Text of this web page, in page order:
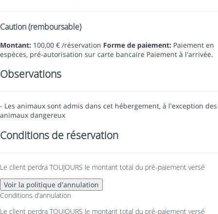
Caution (remboursable)
Montant: 100,00 € /réservation Forme de paiement: Paiement en
espèces, pré-autorisation sur carte bancaire Paiement à l'arrivée.
Observations
- Les animaux sont admis dans cet hébergement, à l'exception des
animaux dangereux
Conditions de réservation
Le client perdra TOUJOURS le montant total du pré-paiement versé
Voir la politique d'annulation
Conditions d’annulation
Le client perdra TOUJOURS le montant total du pré-paiement versé